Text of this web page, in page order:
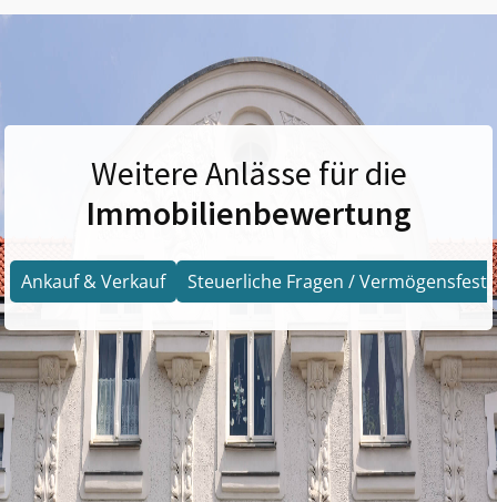
Weitere Anlässe für die
Immobilienbewertung
Ankauf & Verkauf Steuerliche Fragen /